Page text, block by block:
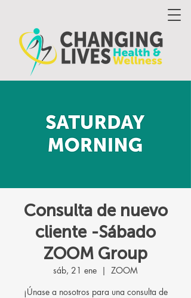
Consulta de nuevo
cliente -Sábado
ZOOM Group
sáb, 21 ene
  |
ZOOM
¡Únase a nosotros para una consulta de